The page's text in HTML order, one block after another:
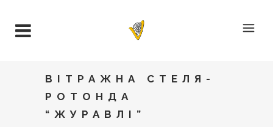
ВІТРАЖНА СТЕЛЯ-
РОТОНДА
“ЖУРАВЛІ”